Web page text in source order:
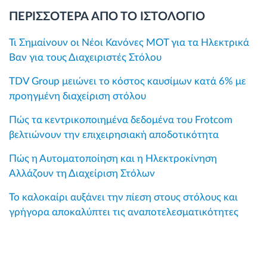
ΠΕΡΙΣΣΟΤΕΡΑ ΑΠΟ ΤΟ ΙΣΤΟΛΟΓΙΟ
Τι Σημαίνουν οι Νέοι Κανόνες MOT για τα Ηλεκτρικά
Βαν για τους Διαχειριστές Στόλου
TDV Group μειώνει το κόστος καυσίμων κατά 6% με
προηγμένη διαχείριση στόλου
Πώς τα κεντρικοποιημένα δεδομένα του Frotcom
βελτιώνουν την επιχειρησιακή αποδοτικότητα
Πώς η Αυτοματοποίηση και η Ηλεκτροκίνηση
Αλλάζουν τη Διαχείριση Στόλων
Το καλοκαίρι αυξάνει την πίεση στους στόλους και
γρήγορα αποκαλύπτει τις αναποτελεσματικότητες